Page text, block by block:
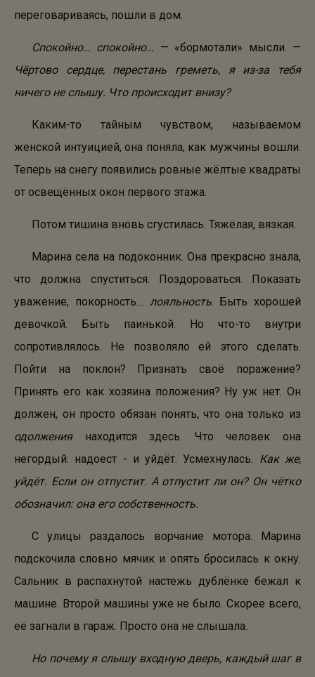
переговариваясь, пошли в дом.
Спокойно… спокойно… — «бормотали» мысли. —
Чёртово сердце, перестань греметь, я из-за тебя
ничего не слышу. Что происходит внизу?
Каким-то тайным чувством, называемом
женской интуицией, она поняла, как мужчины вошли.
Теперь на снегу появились ровные жёлтые квадраты
от освещённых окон первого этажа.
Потом тишина вновь сгустилась. Тяжёлая, вязкая.
Марина села на подоконник. Она прекрасно знала,
что должна спуститься. Поздороваться. Показать
уважение, покорность… лояльность. Быть хорошей
девочкой. Быть паинькой. Но что-то внутри
сопротивлялось. Не позволяло ей этого сделать.
Пойти на поклон? Признать своё поражение?
Принять его как хозяина положения? Ну уж нет. Он
должен, он просто обязан понять, что она только из
одолжениянаходится здесь. Что человек она
негордый: надоест - и уйдёт. Усмехнулась. Как же,
уйдёт. Если он отпустит. А отпустит ли он? Он чётко
обозначил: она его собственность.
С улицы раздалось ворчание мотора. Марина
подскочила словно мячик и опять бросилась к окну.
Сальник в распахнутой настежь дублёнке бежал к
машине. Второй машины уже не было. Скорее всего,
её загнали в гараж. Просто она не слышала.
Но почему я слышу входную дверь, каждый шаг в